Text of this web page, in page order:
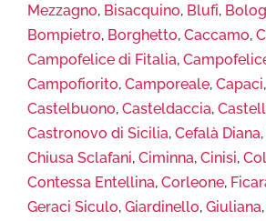
Mezzagno, Bisacquino, Blufi,
Bompietro, Borghetto, Caccamo,
Campofelice di Fitalia,
Campofiorito, Camporeale, Capaci,
Castelbuono, Casteldaccia,
Castronovo di Sicilia, Cefalà Diana,
Chiusa Sclafani, Ciminna, Cinisi,
Contessa Entellina, Corleone,
Geraci Siculo, Giardinello, Giuliana,